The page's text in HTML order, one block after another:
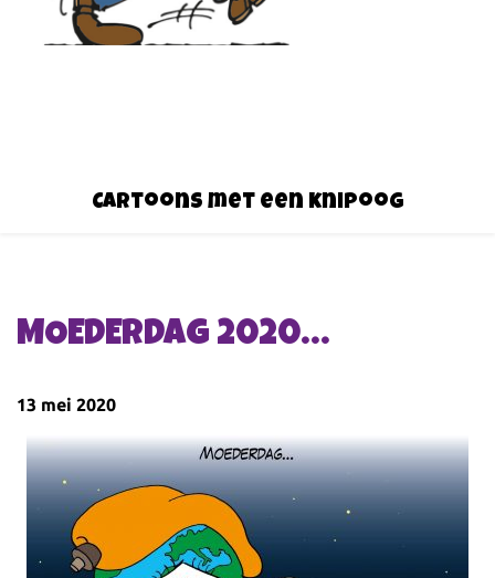
Cartoons met een knipoog
MOEDERDAG 2020…
13 mei 2020